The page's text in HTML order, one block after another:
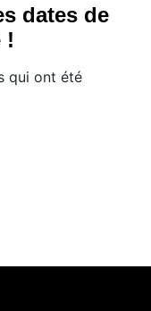
dates de
!
qui ont été